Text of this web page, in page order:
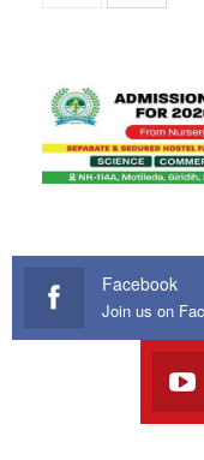
Facebook
Join us on